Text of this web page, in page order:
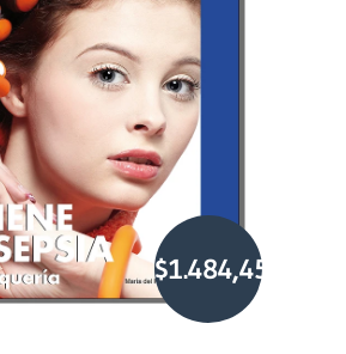
$1.484,45